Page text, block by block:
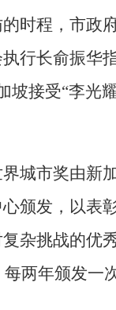
时程，市政
行长俞振华
坡接受“李光
城市奖由新
颁发，以表
杂挑战的优
两年颁发一次